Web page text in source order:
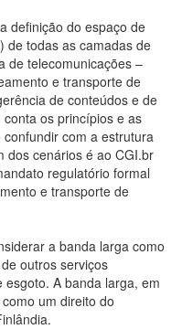
definição do espaço de
de todas as camadas de
de telecomunicações –
e transporte de
de conteúdos e de
os princípios e as
com a estrutura
dos cenários é ao CGI.br
regulatório formal
e transporte de
a banda larga como
outros serviços
A banda larga, em
um direito do